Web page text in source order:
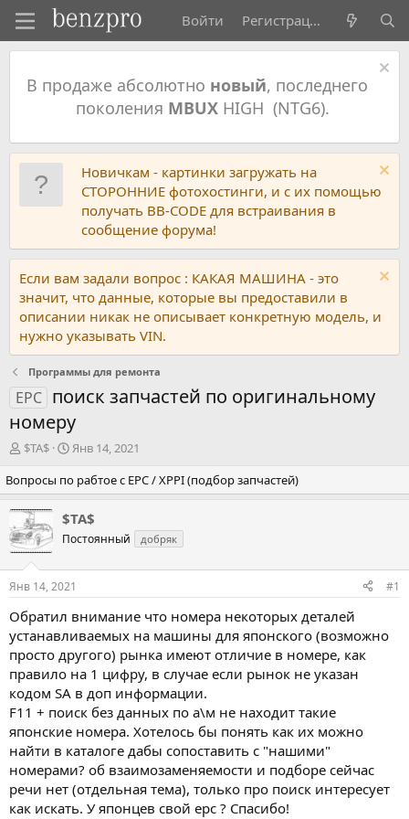
Войти Регистрация
В продаже абсолютно новый, последнего
поколения MBUXHIGH (NTG6).
Новичкам - картинки загружать на
СТОРОННИЕ фотохостинги, и с их помощью
получать BB-CODE для встраивания в
сообщение форума!
Если вам задали вопрос : КАКАЯ МАШИНА - это
значит, что данные, которые вы предоставили в
описании никак не описывает конкретную модель, и
нужно указывать VIN.
Программы для ремонта
EPC поиск запчастей по оригинальному
номеру
А
т
о
р
т
е
м
$TA$
Д
т
а
н
а
ч
л
а
Янв 14, 2021
Вопросы по рабтое с EPC / XPPI (подбор запчастей)
$TA$
Постоянный добряк
Янв 14, 2021 #1
Обратил внимание что номера некоторых деталей
устанавливаемых на машины для японского (возможно
просто другого) рынка имеют отличие в номере, как
правило на 1 цифру, в случае если рынок не указан
кодом SA в доп информации.
F11 + поиск без данных по а\м не находит такие
японские номера. Хотелось бы понять как их можно
найти в каталоге дабы сопоставить с "нашими"
номерами? об взаимозаменяемости и подборе сейчас
речи нет (отдельная тема), только про поиск интересует
как искать. У японцев свой epc ? Спасибо!